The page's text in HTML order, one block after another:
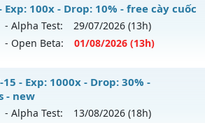
Webzen
100%, Không Custom
- Mở máy chủHOÀI NIỆM
Webzen
Exp: 100x - Drop: 10% - free cày cuốc
- Alpha Test: 29/07/2026 (13h)
- Open Beta: 01/08/2026 (13h)
cuốc
- Mở máy chủLục Địa Xưa
- Exp: 1000x - Drop: 30% -
- new
- Alpha Test: 13/08/2026 (18h)